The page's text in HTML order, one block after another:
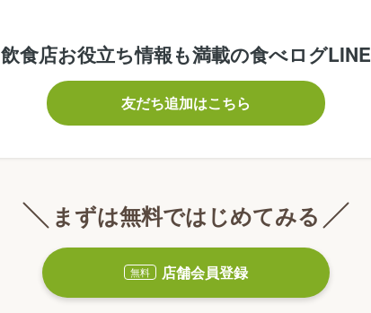
飲食店お役立ち情報も満載の食べログLINE
友だち追加はこちら
まずは無料ではじめてみる
無料 店舗会員登録